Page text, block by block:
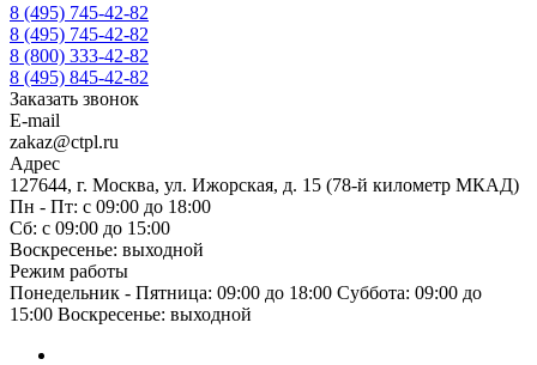
8 (495) 745-42-82
8 (495) 745-42-82
8 (800) 333-42-82
8 (495) 845-42-82
Заказать звонок
E-mail
zakaz@ctpl.ru
Адрес
127644, г. Москва, ул. Ижорская, д. 15 (78-й километр МКАД)
Пн - Пт: с 09:00 до 18:00
Сб: с 09:00 до 15:00
Воскресенье: выходной
Режим работы
Понедельник - Пятница: 09:00 до 18:00 Суббота: 09:00 до
15:00 Воскресенье: выходной